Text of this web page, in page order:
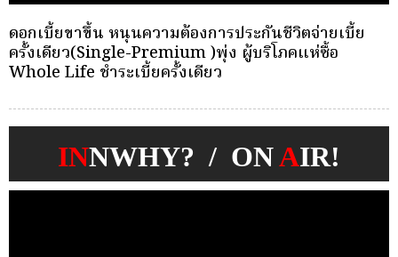
กองทุนประกันวินาศภัย (กปว.) ประกาศเปิดรับสมัคร
บุคคลเพื่อตัดเลือกและแต่งตั้งให้ดำรงตำแหน่งผู้จัดการ
กองทุนประกันวินาศภัย
INNWHY? / ONAIR!